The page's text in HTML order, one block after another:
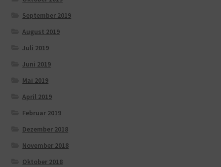
September 2019
August 2019
Juli 2019
Juni 2019
Mai 2019
April 2019
Februar 2019
Dezember 2018
November 2018
Oktober 2018